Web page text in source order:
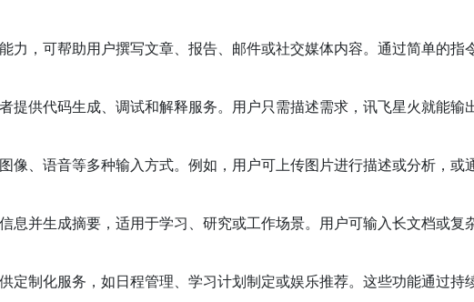
力，可帮助用户撰写文章、报告、邮件或社交媒体内容。通过简单的指
提供代码生成、调试和解释服务。用户只需描述需求，讯飞星火就能
像、语音等多种输入方式。例如，用户可上传图片进行描述或分析，
息并生成摘要，适用于学习、研究或工作场景。用户可输入长文档或复
定制化服务，如日程管理、学习计划制定或娱乐推荐。这些功能通过持